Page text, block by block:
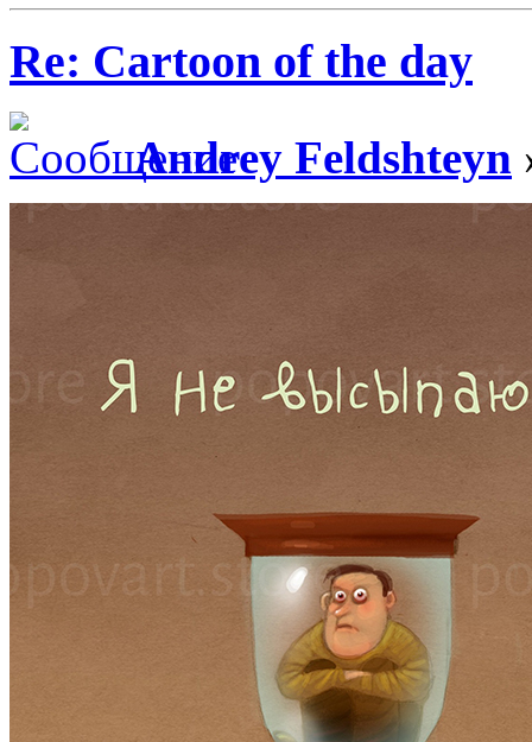
Re: Cartoon of the day
Andrey Feldshteyn